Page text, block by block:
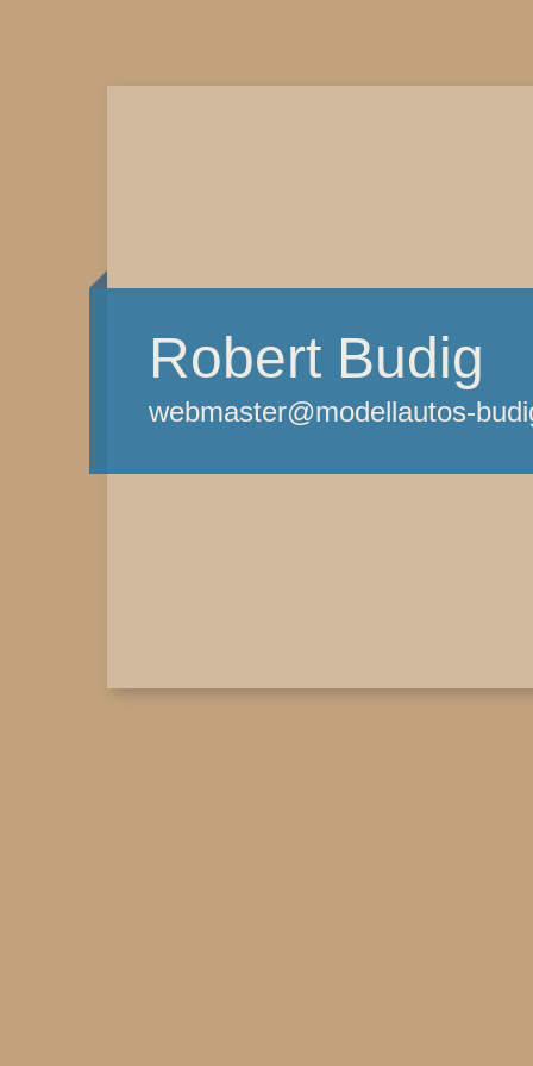
Robert Budig
webmaster@modellautos-